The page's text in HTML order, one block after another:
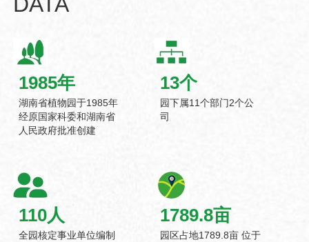
1985年
湖南省植物园于1985年
经原国家科委和湖南省
人民政府批准创建
13个
园下属11个部门2个公
司
110人
全园核定事业单位编制
1789.8亩
园区占地1789.8亩 位于